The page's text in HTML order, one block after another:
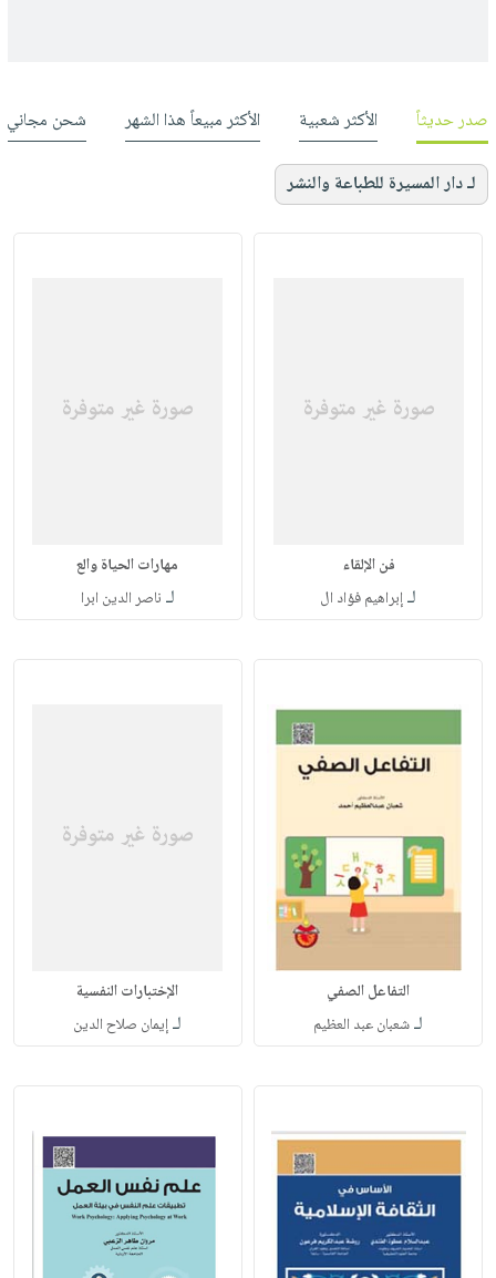
صدر حديثاً الأكثر شعبية الأكثر مبيعاً هذا الشهر شحن مجاني
لـ دار المسيرة للطباعة والنشر
فن الإلقاء
لـإبراهيم فؤاد ال
مهارات الحياة والع
لـ ناصر الدين ابرا
التفاعل الصفي
لـشعبان عبد العظيم
الإختبارات النفسية
لـإيمان صلاح الدين